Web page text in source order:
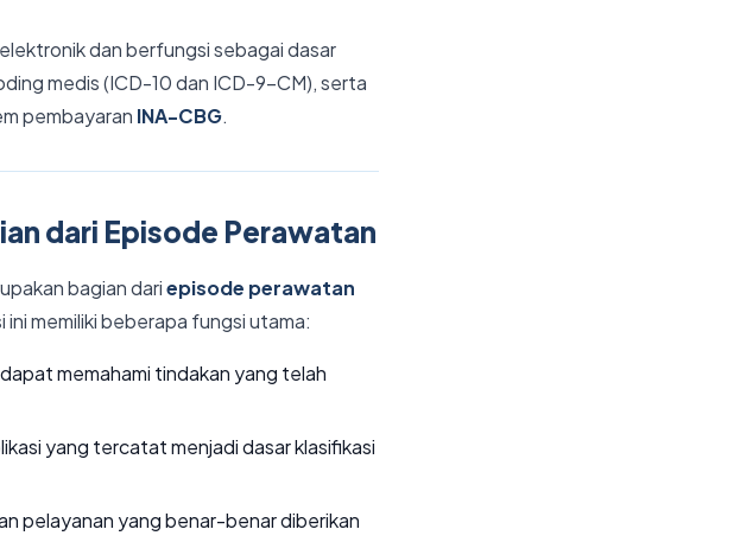
dan berfungsi sebagai dasar
medis (ICD-10 dan ICD-9-CM), serta
pembayaran INA-CBG.
dari Episode Perawatan
bagian dariepisode perawatan
memiliki beberapa fungsi utama:
memahami tindakan yang telah
yang tercatat menjadi dasar klasifikasi
pelayanan yang benar-benar diberikan